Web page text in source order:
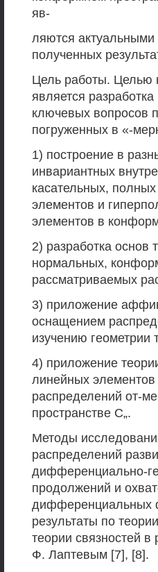
яв-
ляются
полученных
Цель работы. Целью
является
ключевых вопросов
погруженных в «-
1) построение в
инвариантных
касательных,
элементов и
элементов в
2) разработка
нормальных,
рассматриваемых
3) приложение
оснащением
изучению геометрии
4) приложение
линейных элементов
распределений от-
пространстве С„.
Методы
распределений
дифференциально-
продолжений и
дифференциальных
результаты по
теории связностей
Ф. Лаптевым [7], [8].